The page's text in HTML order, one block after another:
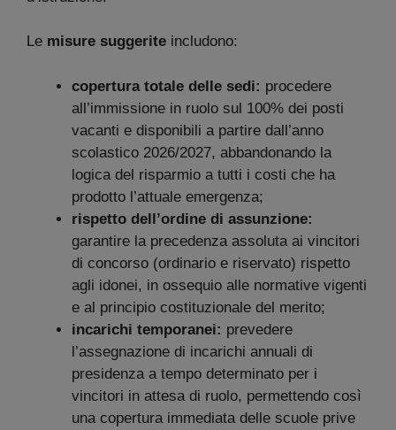
Le misure suggerite includono:
copertura totale delle sedi: procedere
all’immissione in ruolo sul 100% dei posti
vacanti e disponibili a partire dall’anno
scolastico 2026/2027, abbandonando la
logica del risparmio a tutti i costi che ha
prodotto l’attuale emergenza;
rispetto dell’ordine di assunzione:
garantire la precedenza assoluta ai vincitori
di concorso (ordinario e riservato) rispetto
agli idonei, in ossequio alle normative vigenti
e al principio costituzionale del merito;
incarichi temporanei: prevedere
l’assegnazione di incarichi annuali di
presidenza a tempo determinato per i
vincitori in attesa di ruolo, permettendo così
una copertura immediata delle scuole prive